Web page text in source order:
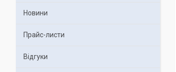
Новини
Прайс-листи
Відгуки